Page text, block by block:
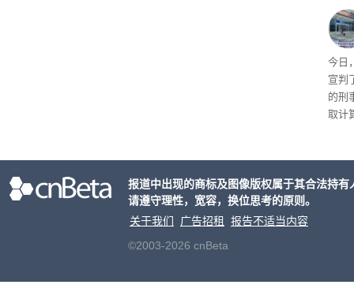
品
美元)
多
今日
宣判
的刑
取计
报道中出现的商标及图像版权属于其合法持
请遵守理性，宽容，换位思考的原则。
关于我们
广告招租
报告不适当内容
©2003-2026 cnBeta